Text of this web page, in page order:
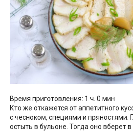
Время приготовления: 1 ч. 0 мин
Кто же откажется от аппетитного
с чесноком, специями и пряностями.
остыть в бульоне. Тогда оно вберет